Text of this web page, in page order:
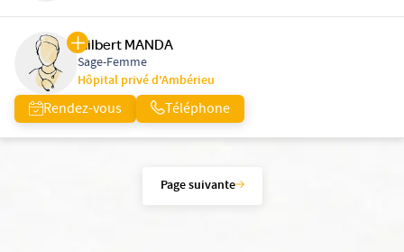
Gilbert MANDA
Sage-Femme
Hôpital privé d'Ambérieu
Rendez-vous Téléphone
Page suivante